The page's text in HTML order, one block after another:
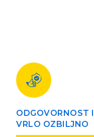
ODGOVORNOST
VRLO OZBILJNO